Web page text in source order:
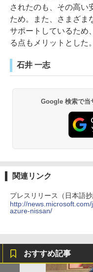
されたのも、その高い
ため。また、さまざま
サポートしているため
る点もメリットとした。
石井 一志
Google 検索で当
関連リンク
プレスリリース（日本語抄
http://
azure-nissan/
おすすめ記事